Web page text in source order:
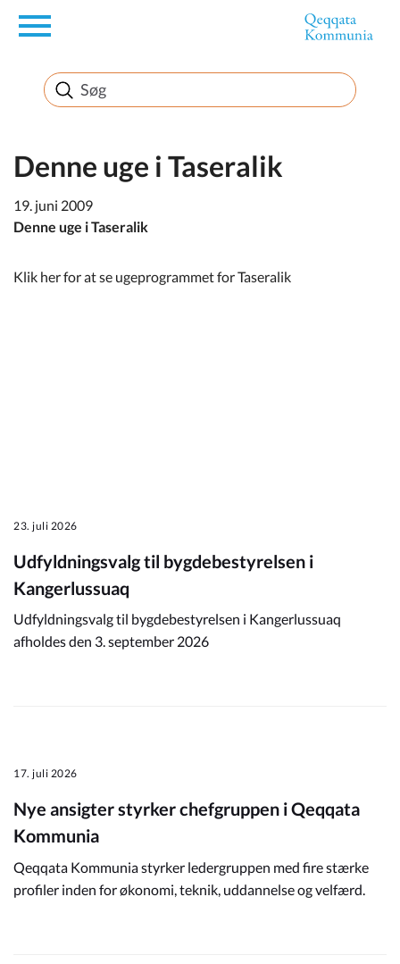
en
Borger
Erhverv
Politik
Turisme
Denne uge i Taseralik
19. juni 2009
Denne uge i Taseralik
Klik her for at se ugeprogrammet for Taseralik
23. juli 2026
Udfyldningsvalg til bygdebestyrelsen i
Kangerlussuaq
Udfyldningsvalg til bygdebestyrelsen i Kangerlussuaq
afholdes den 3. september 2026
17. juli 2026
Nye ansigter styrker chefgruppen i Qeqqata
Kommunia
Qeqqata Kommunia styrker ledergruppen med fire stærke
profiler inden for økonomi, teknik, uddannelse og velfærd.